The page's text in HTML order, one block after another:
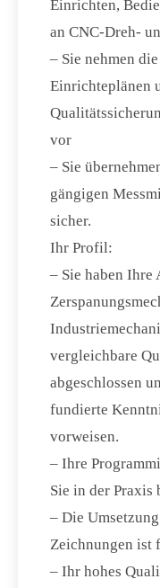
Einrichten,
an CNC-Dreh-
– Sie nehmen
Einrichteplänen
vor
– Sie
gängigen
sicher.
Ihr Profil:
– Sie haben Ihre
vergleichbare
abgeschlossen
fundierte
vorweisen.
– Ihre
Sie in der Praxis
– Die
Zeichnungen ist
– Ihr hohes